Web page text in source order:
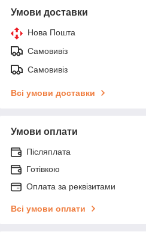
Умови доставки
Нова Пошта
Самовивіз
Самовивіз
Всі умови доставки
Умови оплати
Післяплата
Готівкою
Оплата за реквізитами
Всі умови оплати